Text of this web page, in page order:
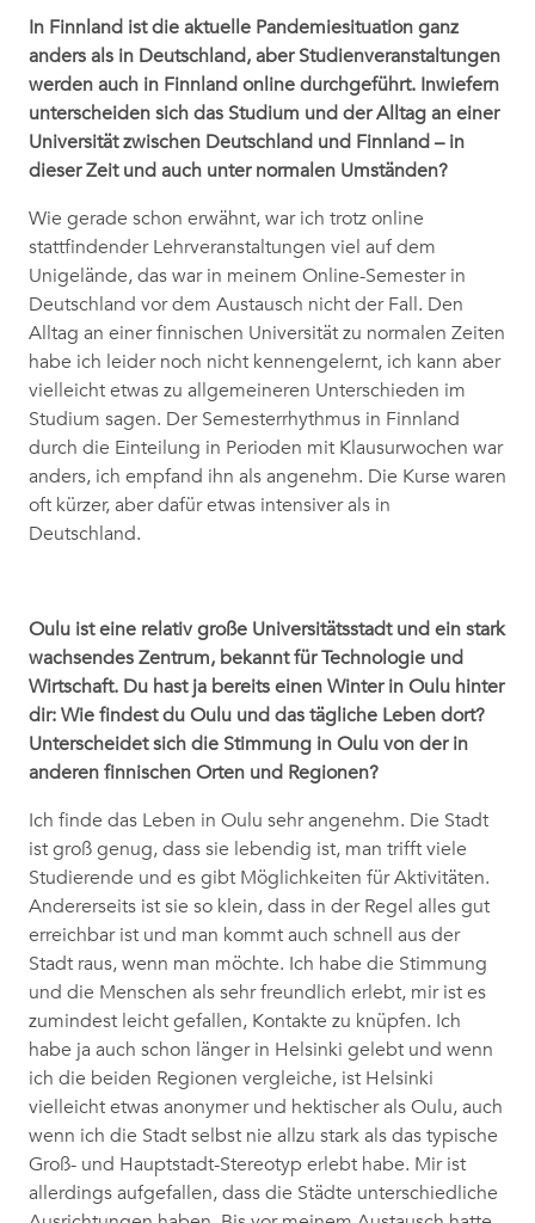
In Finnland ist die aktuelle Pandemiesituation ganz
anders als in Deutschland, aber Studienveranstaltungen
werden auch in Finnland online durchgeführt. Inwiefern
unterscheiden sich das Studium und der Alltag an einer
Universität zwischen Deutschland und Finnland – in
dieser Zeit und auch unter normalen Umständen?
Wie gerade schon erwähnt, war ich trotz online
stattfindender Lehrveranstaltungen viel auf dem
Unigelände, das war in meinem Online-Semester in
Deutschland vor dem Austausch nicht der Fall. Den
Alltag an einer finnischen Universität zu normalen Zeiten
habe ich leider noch nicht kennengelernt, ich kann aber
vielleicht etwas zu allgemeineren Unterschieden im
Studium sagen. Der Semesterrhythmus in Finnland
durch die Einteilung in Perioden mit Klausurwochen war
anders, ich empfand ihn als angenehm. Die Kurse waren
oft kürzer, aber dafür etwas intensiver als in
Deutschland.
Oulu ist eine relativ große Universitätsstadt und ein stark
wachsendes Zentrum, bekannt für Technologie und
Wirtschaft. Du hast ja bereits einen Winter in Oulu hinter
dir: Wie findest du Oulu und das tägliche Leben dort?
Unterscheidet sich die Stimmung in Oulu von der in
anderen finnischen Orten und Regionen?
Ich finde das Leben in Oulu sehr angenehm. Die Stadt
ist groß genug, dass sie lebendig ist, man trifft viele
Studierende und es gibt Möglichkeiten für Aktivitäten.
Andererseits ist sie so klein, dass in der Regel alles gut
erreichbar ist und man kommt auch schnell aus der
Stadt raus, wenn man möchte. Ich habe die Stimmung
und die Menschen als sehr freundlich erlebt, mir ist es
zumindest leicht gefallen, Kontakte zu knüpfen. Ich
habe ja auch schon länger in Helsinki gelebt und wenn
ich die beiden Regionen vergleiche, ist Helsinki
vielleicht etwas anonymer und hektischer als Oulu, auch
wenn ich die Stadt selbst nie allzu stark als das typische
Groß- und Hauptstadt-Stereotyp erlebt habe. Mir ist
allerdings aufgefallen, dass die Städte unterschiedliche